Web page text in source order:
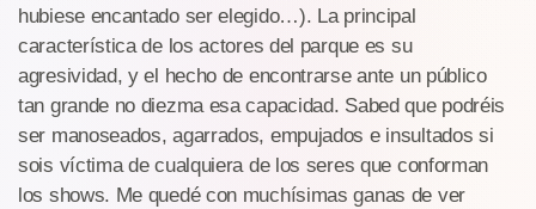
hubiese encantado ser elegido…). La principal
característica de los actores del parque es su
agresividad, y el hecho de encontrarse ante un público
tan grande no diezma esa capacidad. Sabed que podréis
ser manoseados, agarrados, empujados e insultados si
sois víctima de cualquiera de los seres que conforman
los shows. Me quedé con muchísimas ganas de ver